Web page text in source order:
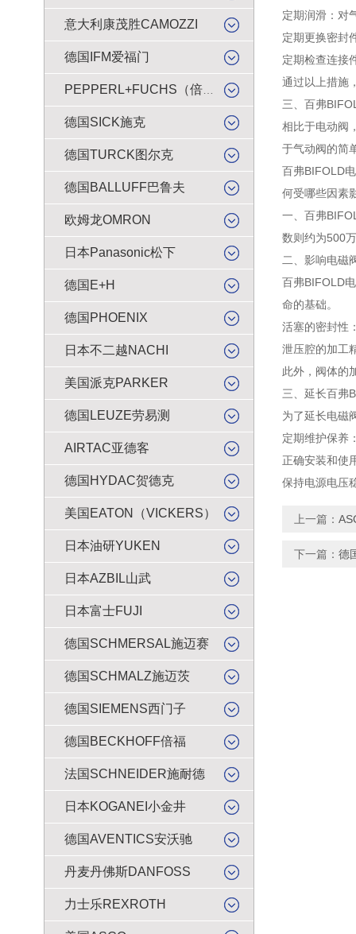
意大利康茂胜CAMOZZI
德国IFM爱福门
德国SICK施克
德国TURCK图尔克
德国BALLUFF巴鲁夫
欧姆龙OMRON
日本Panasonic松下
德国E+H
德国PHOENIX
日本不二越NACHI
美国派克PARKER
德国LEUZE劳易测
AIRTAC亚德客
德国HYDAC贺德克
美国EATON（VICKERS）
日本油研YUKEN
日本AZBIL山武
日本富士FUJI
德国SCHMERSAL施迈赛
德国SCHMALZ施迈茨
德国SIEMENS西门子
德国BECKHOFF倍福
法国SCHNEIDER施耐德
日本KOGANEI小金井
德国AVENTICS安沃驰
丹麦丹佛斯DANFOSS
力士乐REXROTH
定期润滑：对
定期更换密封
定期检查连接
通过以上措施
三、百弗
相比于电动阀
于气动阀的简
百弗BIFOLD
何受哪些因素
一、百弗
数则约为500
二、影响电磁
百弗BIFOLD
命的基础。
活塞的密封性
泄压腔的加工
此外，阀体的
三、延长百弗
为了延长电磁
定期维护保养
正确安装和使
保持电源电压
上一篇：
下一篇： 德